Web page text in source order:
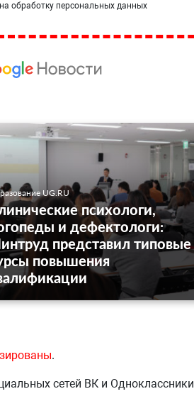
обработку персональных данных
UG.RU
психологи,
и дефектологи:
представил типовые
повышения
.
сетей ВК и Одноклассники